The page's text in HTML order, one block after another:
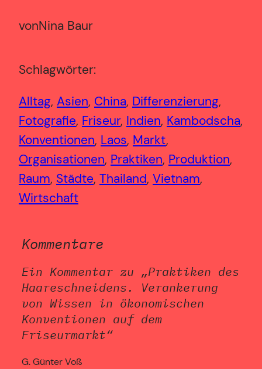
vonNina Baur
Schlagwörter:
Alltag, Asien, China, Differenzierung
Fotografie, Friseur, Indien, Kambodscha
Konventionen, Laos, Markt
Organisationen, Praktiken, Produktion
Raum, Städte, Thailand, Vietnam
Wirtschaft
Kommentare
Ein Kommentar zu „Praktiken des
Haareschneidens. Verankerung
von Wissen in ökonomischen
Konventionen auf dem
Friseurmarkt“
G. Günter Voß